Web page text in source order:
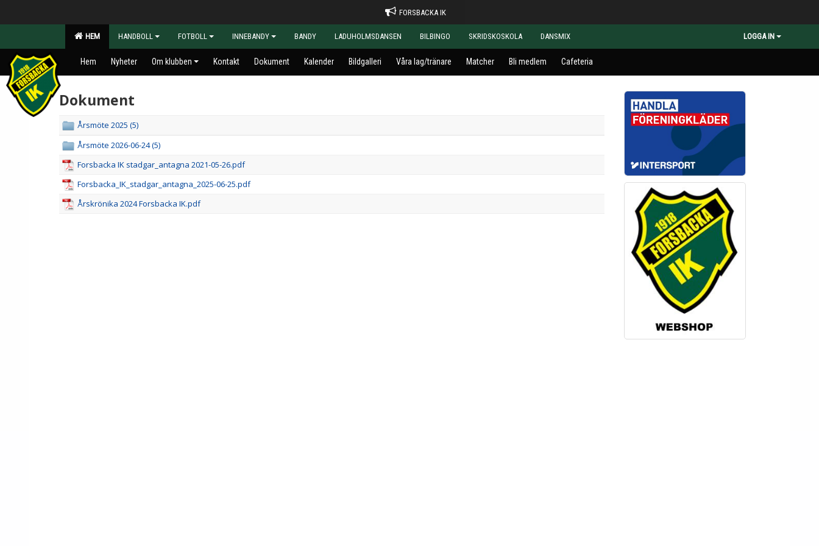
FORSBACKA IK
HEM HANDBOLL FOTBOLL INNEBANDY BANDY LADUHOLMSDANSEN BILBINGO SKRIDSKOSKOLA DANSMIX LOGGA IN
Hem Nyheter Om klubben Kontakt Dokument Kalender Bildgalleri Våra lag/tränare Matcher Bli medlem Cafeteria
Dokument
Årsmöte 2025 (5)
Årsmöte 2026-06-24 (5)
Forsbacka IK stadgar_antagna 2021-05-26.pdf
Forsbacka_IK_stadgar_antagna_2025-06-25.pdf
Årskrönika 2024 Forsbacka IK.pdf